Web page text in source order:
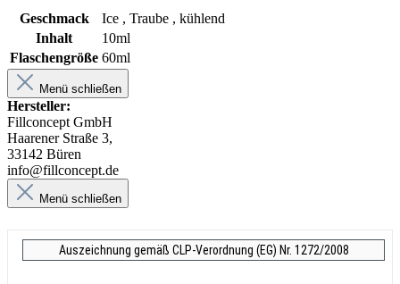
Geschmack
Ice , Traube , kühlend
Inhalt
10ml
Flaschengröße 60ml
Menü schließen
Hersteller:
Fillconcept GmbH
Haarener Straße 3,
33142 Büren
info@fillconcept.de
Menü schließen
Auszeichnung gemäß CLP-Verordnung (EG) Nr. 1272/2008